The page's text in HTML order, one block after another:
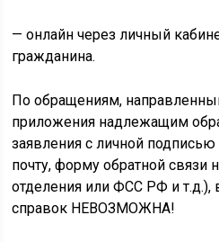
— онлайн через личный
гражданина.
По обращениям,
приложения надлежащим
заявления с личной
почту, форму обратной связи
отделения или ФСС РФ и т.д.),
справок НЕВОЗМОЖНА!